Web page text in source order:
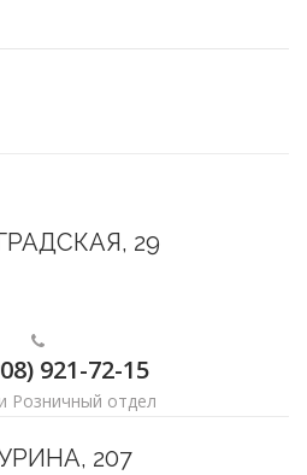
29
921-72-15
Розничный отдел
207